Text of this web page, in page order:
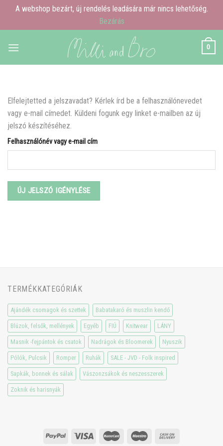
A webshop bezárt, új rendelés leadására már nincs lehetőség.
Bezárás
0
Elfelejtetted a jelszavadat? Kérlek írd be a felhasználónevedet
vagy e-mail címedet. Küldeni fogunk egy linket e-mailben az új
jelszó készítéséhez.
Felhasználónév vagy e-mail cím
ÚJ JELSZÓ IGÉNYLÉSE
TERMÉKKATEGÓRIÁK
Ajándék csomagok és szettek Babatakaró és muszlin kendő
Blúzok, felsők, mellények Egyéb FIÚ Knitwear LÁNY
Masnik -fejpántok és csatok Nadrágok és Bloomerek Nyuszik
Pólók, Pulcsik Romper Ruhák SALE - JVD - Folk inspired
Sapkák, bonnek és sálak Vászonzsákok és neszesszerek
Zoknik és harisnyák